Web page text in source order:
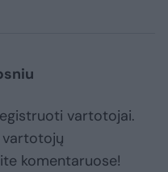
vartotojai.
komentaruose!